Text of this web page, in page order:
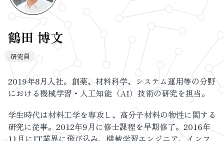
鶴田 博文
研究員
2019年8月入社。創薬、材料科学、システム運用等の分野
における機械学習・人工知能（AI）技術の研究を担当。
学生時代は材料工学を専攻し、高分子材料の物性に関する
研究に従事。2012年9月に修士課程を早期修了。2016年
11月にIT業界に飛び込み、機械学習エンジニア、インフ